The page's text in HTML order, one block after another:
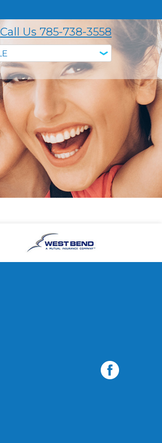
Call Us 785-738-3558